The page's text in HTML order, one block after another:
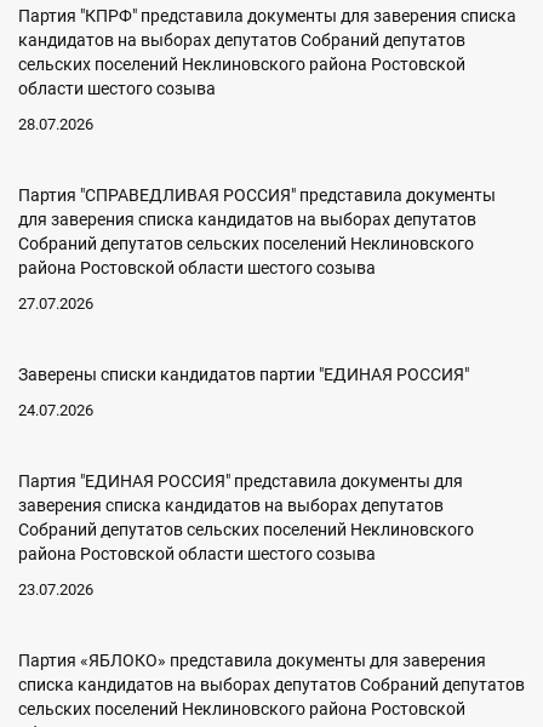
Партия "КПРФ" представила документы для заверения списка
кандидатов на выборах депутатов Собраний депутатов
сельских поселений Неклиновского района Ростовской
области шестого созыва
28.07.2026
Партия "СПРАВЕДЛИВАЯ РОССИЯ" представила документы
для заверения списка кандидатов на выборах депутатов
Собраний депутатов сельских поселений Неклиновского
района Ростовской области шестого созыва
27.07.2026
Заверены списки кандидатов партии "ЕДИНАЯ РОССИЯ"
24.07.2026
Партия "ЕДИНАЯ РОССИЯ" представила документы для
заверения списка кандидатов на выборах депутатов
Собраний депутатов сельских поселений Неклиновского
района Ростовской области шестого созыва
23.07.2026
Партия «ЯБЛОКО» представила документы для заверения
списка кандидатов на выборах депутатов Собраний депутатов
сельских поселений Неклиновского района Ростовской